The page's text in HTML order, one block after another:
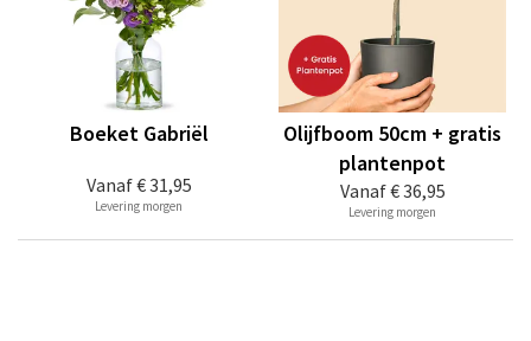
Vanaf€ 31,95
Boeket Gabriël
Levering morgen
Vanaf€ 36,95
Olijfboom 50cm + gratis
plantenpot
Levering morgen